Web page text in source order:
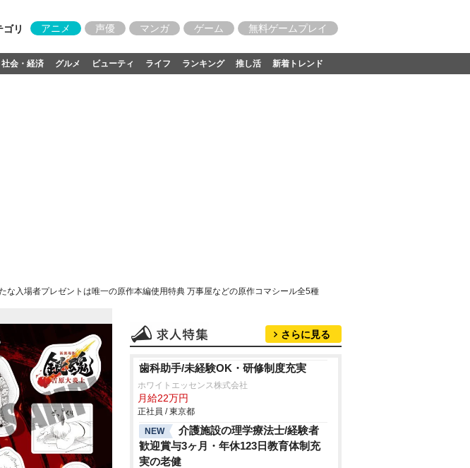
リ アニメ 声優 マンガ ゲーム 無料ゲームプレイ
社会・経済 グルメ ビューティ ライフ ランキング 推し活 新着トレンド
な入場者プレゼントは唯一の原作本編使用特典 万事屋などの原作コマシール全5種
さらに見る
歯科助手/未経験OK・研修制度充実
ホワイトエッセンス株式会社
月給22万円
正社員 / 東京都
NEW
介護施設の理学療法士/経験者
歓迎賞与3ヶ月・年休123日教育体制充
実の老健